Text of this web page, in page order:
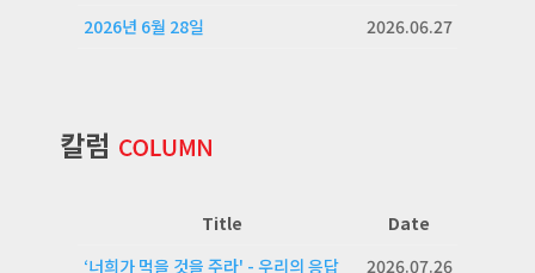
2026년 6월 28일
2026.06.27
Title
Date
‘너희가 먹을 것을 주라' - 우리의 응답
2026.07.26